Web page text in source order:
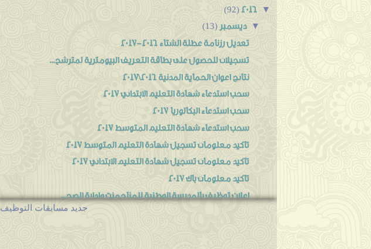
▼
2016
(92)
▼ديسمبر(13)
تعديل رزنامة عطلة الشتاء 2016-2017
تسجيلات للحصول على بطاقة التعريف البيومترية لمترشح...
نتائج اعوان الحماية المدنية 2016\2017
سحب استدعاء شهادة التعليم الابتدائي 2017
سحب استدعاء البكالوريا 2017
سحب استدعاء شهادة التعليم المتوسط 2017
تاكيد معلومات تسجيل شهادة التعليم المتوسط 2017
تاكيد معلومات تسجيل شهادة التعليم الابتدائي 2017
تاكيد معلومات باك 2017
اعلان توظيف بالمدرسة الوطنية للمناجمنت وادارة الصح...
إعلان عن توظيـف بالمديرية العامة لإدارة السجون و إ...جديد مسابقات التوظيف 2017. يتم التشغيل بواسطة